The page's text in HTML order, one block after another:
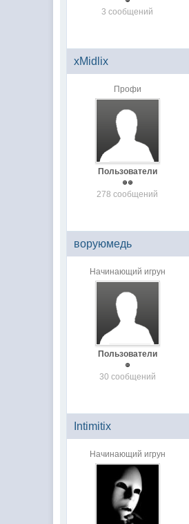
3 сообщений
xMidlix
Профи
Пользователи
278 сообщений
воруюмедь
Начинающий игрун
Пользователи
30 сообщений
Intimitix
Начинающий игрун